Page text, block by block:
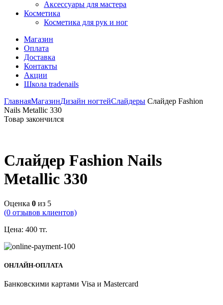
Аксессуары для мастера
Косметика
Косметика для рук и ног
Магазин
Оплата
Доставка
Контакты
Акции
Школа tradenails
ГлавнаяМагазинДизайн ногтейСлайдеры Слайдер Fashion
Nails Metallic 330
Товар закончился
Слайдер Fashion Nails
Metallic 330
Оценка 0 из 5
(0 отзывов клиентов)
Цена: 400 тг.
ОНЛАЙН-ОПЛАТА
Банковскими картами Visa и Mastercard